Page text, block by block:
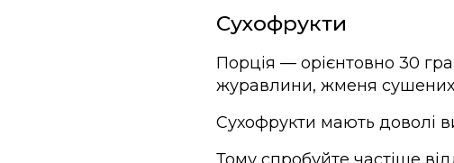
Сухофрукти
Порція — орієнтовно 30
журавлини, жменя
Сухофрукти мають доволі